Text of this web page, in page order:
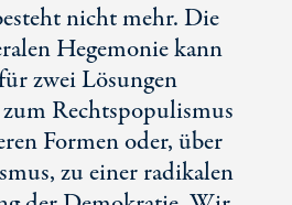
nicht mehr. Die
Hegemonie kann
zwei Lösungen
Rechtspopulismus
Formen oder, über
zu einer radikalen